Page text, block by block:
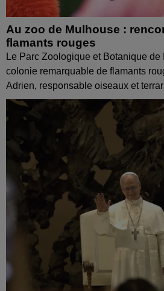
Au zoo de Mulhouse :
flamants rouges
Le Parc Zoologique et Botanique
colonie remarquable de flamants
Adrien, responsable oiseaux et